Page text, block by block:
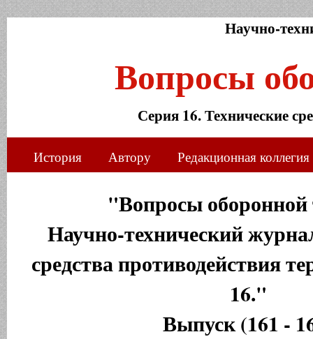
Научно-
Вопросы
Серия 16. Технические
История Автору Редакционная коллегия
"Вопросы оборонной
Научно-технический
средства противодействия
16."
Выпуск (161 -